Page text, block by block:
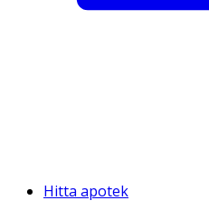
Hitta apotek